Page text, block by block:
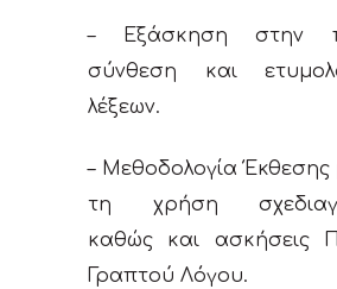
– Εξάσκηση στην
σύνθεση και
λέξεων.
– Μεθοδολογία Έκθεσης
τη χρήση
καθώς και ασκήσεις
Γραπτού Λόγου.